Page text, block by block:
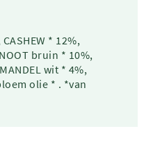
* 12%,
bruin * 10%,
wit * 4%,
olie * . *van